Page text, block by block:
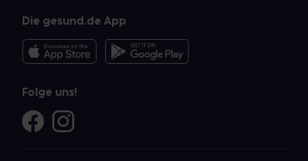
Die gesund.de App
Folge uns!